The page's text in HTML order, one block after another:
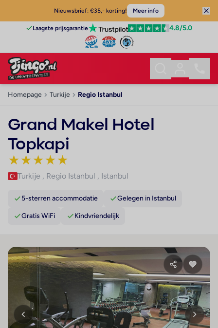
Nieuwsbrief: €35,- korting! Meer info
Laagste prijsgarantie 4.8/5.0
Homepage Turkije Regio Istanbul
Grand Makel Hotel
Topkapi
★★★★★
Turkije , Regio Istanbul , Istanbul
5-sterren accommodatie Gelegen in Istanbul
Gratis WiFi Kindvriendelijk